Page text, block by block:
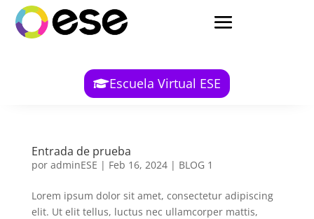
Escuela Virtual ESE
Entrada de prueba
por adminESE | Feb 16, 2024| BLOG 1
Lorem ipsum dolor sit amet, consectetur adipiscing
elit. Ut elit tellus, luctus nec ullamcorper mattis,